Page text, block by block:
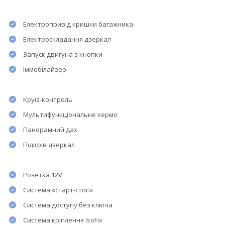
Електропривід кришки багажника
Електроскладання дзеркал
Запуск двигуна з кнопки
Іммобілайзер
Круїз-контроль
Мультифункціональне кермо
Панорамний дах
Підігрів дзеркал
Розетка 12V
Система «старт-стоп»
Система доступу без ключа
Система кріплення IsoFix